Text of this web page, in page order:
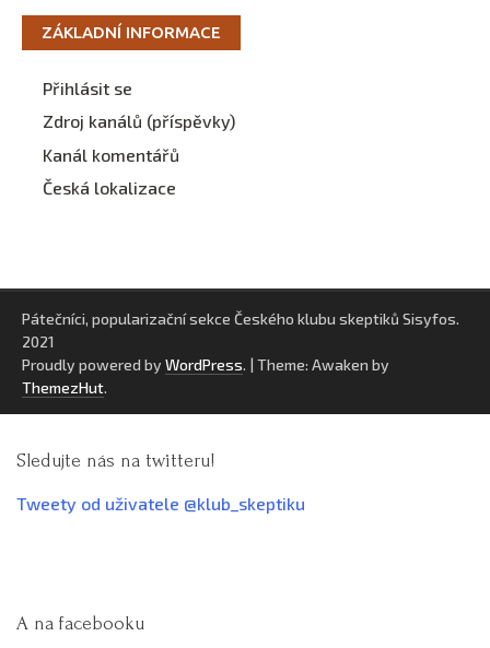
ZÁKLADNÍ INFORMACE
Přihlásit se
Zdroj kanálů (příspěvky)
Kanál komentářů
Česká lokalizace
Pátečníci, popularizační sekce Českého klubu skeptiků Sisyfos.
2021
Proudly powered by WordPress. | Theme: Awaken by
ThemezHut.
Sledujte nás na twitteru!
Tweety od uživatele @klub_skeptiku
A na facebooku